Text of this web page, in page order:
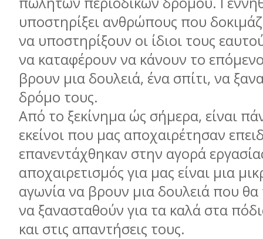
υποστηρίξει ανθρώπους που
να υποστηρίξουν οι ίδιοι τους
να καταφέρουν να κάνουν το
βρουν μια δουλειά, ένα σπίτι, να
δρόμο τους.
Από το ξεκίνημα ώς σήμερα, είναι
εκείνοι που μας αποχαιρέτησαν
επανεντάχθηκαν στην αγορά
αποχαιρετισμός για μας είναι μια
αγωνία να βρουν μια δουλειά που θα
να ξανασταθούν για τα καλά στα
και στις απαντήσεις τους.